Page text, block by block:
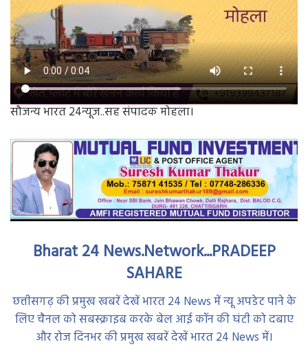
सौजन्य भारत 24न्यूज..सह संपादक मोहला।
Bharat 24 News.Network...PRADEEP
SAHARE
छत्तीसगढ़ की प्रमुख खबरें देखें भारत 24 News में न्यू अपडेट पाने के
लिए चैनल को सबस्क्राइब करके बेल आई कॉन की घंटी को दबाए
और रोज दिनभर की प्रमुख खबरें देखें भारत 24 News में।